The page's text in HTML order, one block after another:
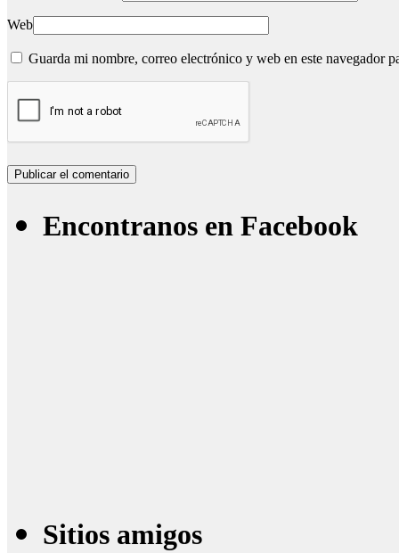
Web
Guarda mi nombre, correo electrónico y web en este navegador
Encontranos en Facebook
Sitios amigos